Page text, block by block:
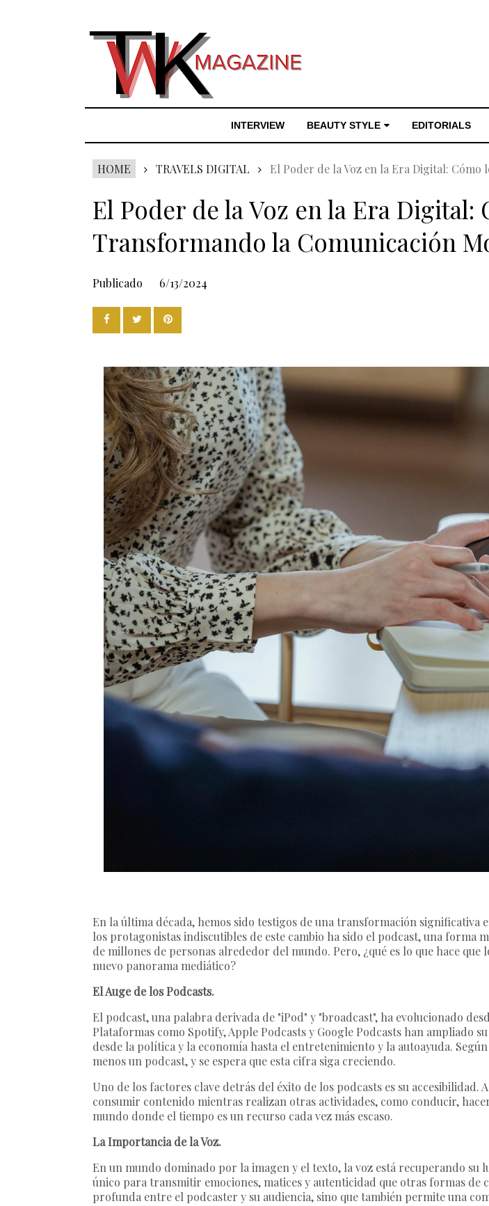
INTERVIEW BEAUTY STYLE EDITORIALS
HOME TRAVELS DIGITAL El Poder de la Voz en la Era Digital:
El Poder de la Voz en la Era Digital:
Transformando la Comunicación
Publicado 6/13/2024
En la última década, hemos sido testigos de una transformación
los protagonistas indiscutibles de este cambio ha sido el podcast, una
de millones de personas alrededor del mundo. Pero, ¿qué es lo que hace
nuevo panorama mediático?
El Auge de los Podcasts.
El podcast, una palabra derivada de "iPod" y "broadcast", ha evolucionado
Plataformas como Spotify, Apple Podcasts y Google Podcasts han ampliado
desde la política y la economía hasta el entretenimiento y la autoayuda.
menos un podcast, y se espera que esta cifra siga creciendo.
Uno de los factores clave detrás del éxito de los podcasts es su
consumir contenido mientras realizan otras actividades, como conducir,
mundo donde el tiempo es un recurso cada vez más escaso.
La Importancia de la Voz.
En un mundo dominado por la imagen y el texto, la voz está recuperando
único para transmitir emociones, matices y autenticidad que otras formas de
profunda entre el podcaster y su audiencia, sino que también permite una